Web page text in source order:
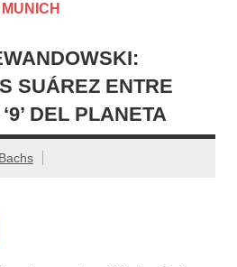
SUÁREZ ENTRE
DEL PLANETA